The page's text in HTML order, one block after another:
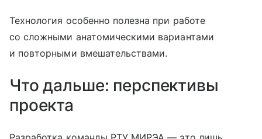
Технология особенно полезна при работе
со сложными анатомическими вариантами
и повторными вмешательствами.
Что дальше: перспективы
проекта